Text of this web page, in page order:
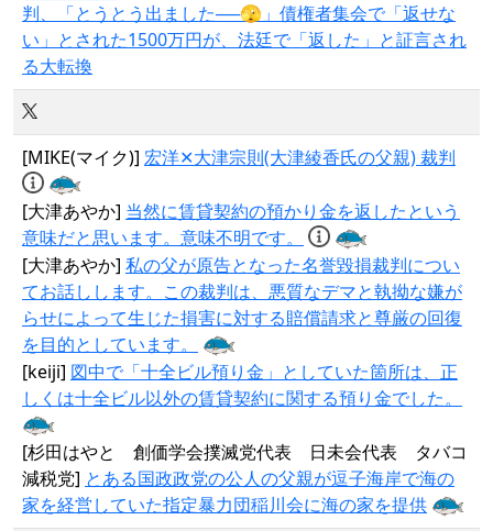
判、「とうとう出ました──🫣」債権者集会で「返せな
い」とされた1500万円が、法廷で「返した」と証言され
る大転換
[MIKE(マイク)] 宏洋✕大津宗則(大津綾香氏の父親) 裁判
[大津あやか] 当然に賃貸契約の預かり金を返したという
意味だと思います。意味不明です。
[大津あやか] 私の父が原告となった名誉毀損裁判につい
てお話しします。この裁判は、悪質なデマと執拗な嫌が
らせによって生じた損害に対する賠償請求と尊厳の回復
を目的としています。
[keiji] 図中で「十全ビル預り金」としていた箇所は、正
しくは十全ビル以外の賃貸契約に関する預り金でした。
[杉田はやと 創価学会撲滅党代表 日未会代表 タバコ
減税党] とある国政政党の公人の父親が逗子海岸で海の
家を経営していた指定暴力団稲川会に海の家を提供